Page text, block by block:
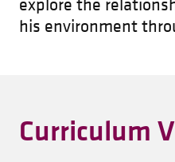
his environment
Curriculum